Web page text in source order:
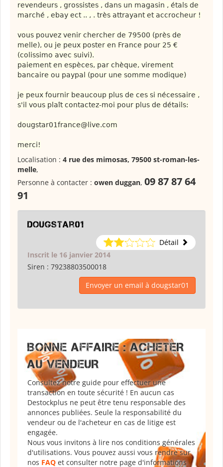
revendeurs , grossistes , dans un magasin , étals de
marché , ebay ect .. , . très attrayant et accrocheur !
vous pouvez venir chercher de 79500 (près de
melle), ou je peux poster en France pour 25 €
(colissimo avec suivi).
paiement en espèces, par chèque, virement
bancaire ou paypal (pour une somme modique)
je peux fournir beaucoup plus de ces si nécessaire ,
s'il vous plaît contactez-moi pour plus de détails:
dougstar01france@live.com
merci!
Localisation : 4 rue des mimosas, 79500 st-roman-les-
melle,
Personne à contacter : owen duggan, 09 87 87 64
91
dougstar01
Détail
Inscrit le 16 janvier 2014
Siren : 79238803500018
Envoyer un email à dougstar01
BONNE AFFAIRE : ACHETER
AU VENDEUR
Consultez notre guide pour effectuer une
transaction en toute sécurité ! En aucun cas
Destockplus ne peut être tenu responsable des
annonces publiées. Seule la responsabilité du
vendeur ou de l'acheteur en cas de litige est
engagée.
Nous vous invitons à lire nos conditions générales
d'utilisations. Vous pouvez aussi vous rendre sur
nos FAQ et consulter notre page d'informations